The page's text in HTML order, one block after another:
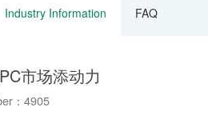
Industry Information FAQ
市场添动力
：4905